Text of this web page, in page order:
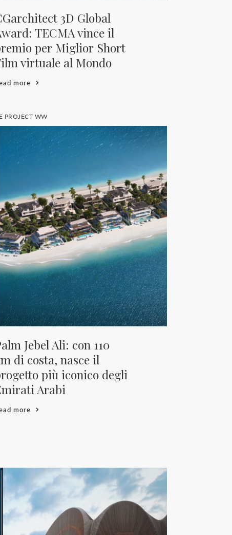
3D Global
TECMA vince il
per Miglior Short
virtuale al Mondo
more
PROJECT WW
Jebel Ali: con 110
di costa, nasce il
più iconico degli
Arabi
more